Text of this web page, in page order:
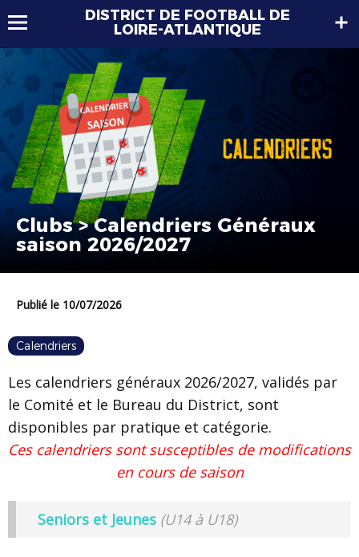
DISTRICT DE FOOTBALL DE
LOIRE-ATLANTIQUE
Clubs > Calendriers Généraux
saison 2026/2027
Publié le 10/07/2026
Calendriers
Les calendriers généraux 2026/2027, validés par
le Comité et le Bureau du District, sont
disponibles par pratique et catégorie.
Ces calendriers sont susceptibles de modifications
en cours de saison
Seniors et Jeunes (U14 à U18)